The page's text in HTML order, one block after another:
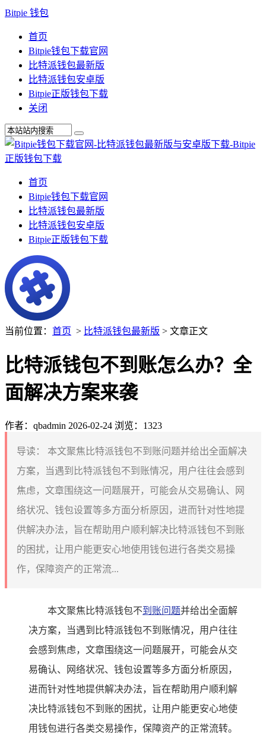
Bitpie 钱包
首页
Bitpie钱包下载官网
比特派钱包最新版
比特派钱包安卓版
Bitpie正版钱包下载
关闭
首页
Bitpie钱包下载官网
比特派钱包最新版
比特派钱包安卓版
Bitpie正版钱包下载
当前位置： 首页 > 比特派钱包最新版 > 文章正文
比特派钱包不到账怎么办？全
面解决方案来袭
作者：qbadmin 2026-02-24 浏览：1323
导读：
本文聚焦比特派钱包不到账问题并给出全面解决
方案，当遇到比特派钱包不到账情况，用户往往会感到
焦虑，文章围绕这一问题展开，可能会从交易确认、网
络状况、钱包设置等多方面分析原因，进而针对性地提
供解决办法，旨在帮助用户顺利解决比特派钱包不到账
的困扰，让用户能更安心地使用钱包进行各类交易操
作，保障资产的正常流...
本文聚焦比特派钱包不到账问题并给出全面解
决方案，当遇到比特派钱包不到账情况，用户往往
会感到焦虑，文章围绕这一问题展开，可能会从交
易确认、网络状况、钱包设置等多方面分析原因，
进而针对性地提供解决办法，旨在帮助用户顺利解
决比特派钱包不到账的困扰，让用户能更安心地使
用钱包进行各类交易操作，保障资产的正常流转。